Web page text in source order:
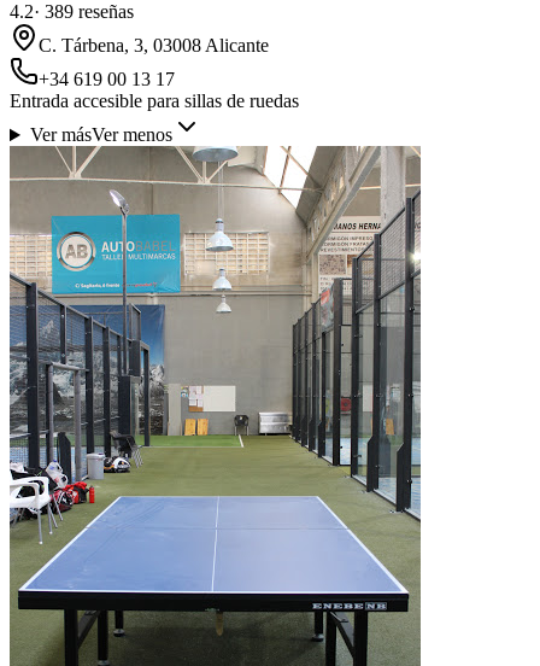
4.2· 389 reseñas
C. Tárbena, 3, 03008 Alicante
+34 619 00 13 17
Entrada accesible para sillas de ruedas
Ver másVer menos